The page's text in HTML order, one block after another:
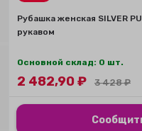
Рубашка женская SILVER
рукавом
Основной склад: 0 шт.
2 482,90₽ 3 428₽